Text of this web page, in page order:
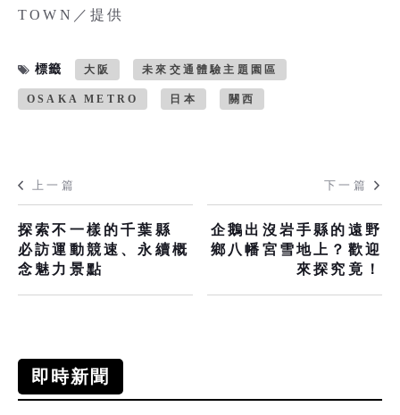
TOWN／提供
標籤 大阪 未來交通體驗主題園區
OSAKA METRO 日本 關西
上一篇
探索不一樣的千葉縣
必訪運動競速、永續概
念魅力景點
下一篇
企鵝出沒岩手縣的遠野
鄉八幡宮雪地上？歡迎
來探究竟！
即時新聞